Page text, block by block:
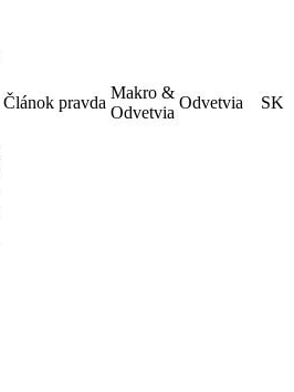
Článok pravda
Makro &
Odvetvia
Odvetvia SK